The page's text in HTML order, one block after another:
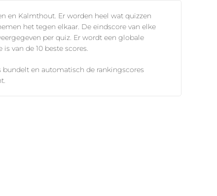
en Kalmthout. Er worden heel wat quizzen
het tegen elkaar. De eindscore van elke
per quiz. Er wordt een globale
van de 10 beste scores.
en automatisch de rankingscores